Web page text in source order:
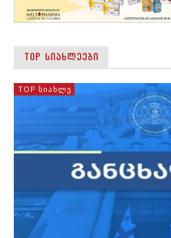
TOP ᲡᲘᲐᲮᲚᲔᲔᲑᲘ
TOP ᲡᲘᲐᲮᲚᲔ